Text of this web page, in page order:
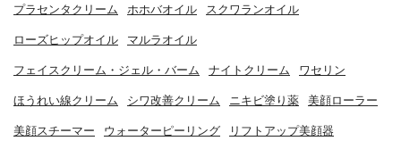
プラセンタクリーム ホホバオイル スクワランオイル
ローズヒップオイル マルラオイル
フェイスクリーム・ジェル・バーム ナイトクリーム ワセリン
ほうれい線クリーム シワ改善クリーム ニキビ塗り薬 美顔ローラー
美顔スチーマー ウォーターピーリング リフトアップ美顔器